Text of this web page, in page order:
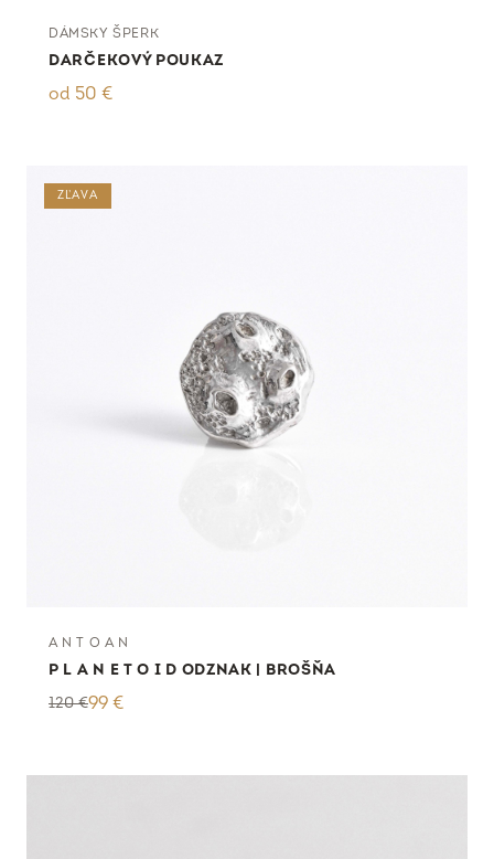
DÁMSKY ŠPERK
DARČEKOVÝ POUKAZ
od 50 €
ZĽAVA
A N T O A N
P L A N E T O I D ODZNAK | BROŠŇA
120€99 €